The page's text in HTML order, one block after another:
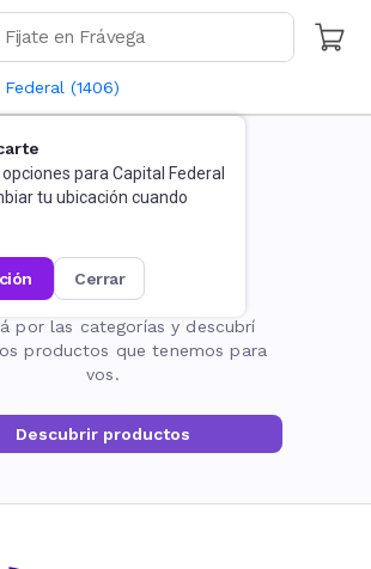
(1406)
para Capital Federal
tu ubicación cuando
cerrar
página no existe
por las categorías y descubrí
productos que tenemos para
vos.
Descubrir productos